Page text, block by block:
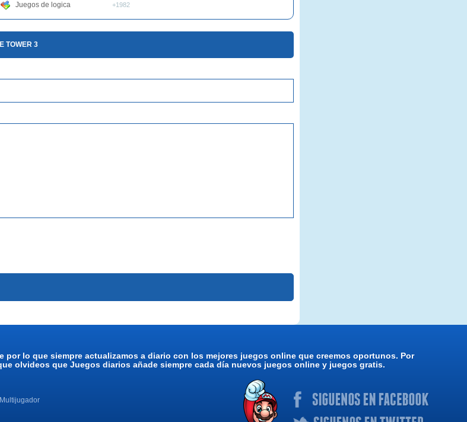
Juegos de logica +1982
TOWER 3
lo que siempre actualizamos a diario con los mejores juegos online que creemos oportunos. Por
olvideos que Juegos diarios añade siempre cada día nuevos juegos online y juegos gratis.